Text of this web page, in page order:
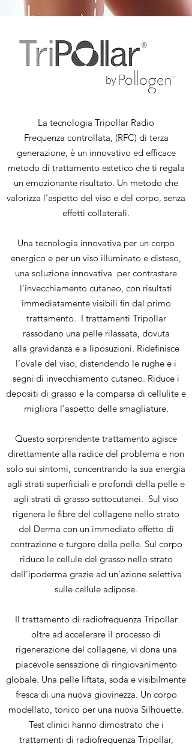
La tecnologia Tripollar Radio
Frequenza controllata, (RFC) di terza
generazione, è un innovativo ed efficace
metodo di trattamento estetico che ti regala
un emozionante risultato. Un metodo che
valorizza l’aspetto del viso e del corpo, senza
effetti collaterali.
Una tecnologia innovativa per un corpo
energico e per un viso illuminato e disteso,
una soluzione innovativa per contrastare
l’invecchiamento cutaneo, con risultati
immediatamente visibili fin dal primo
trattamento. I trattamenti Tripollar
rassodano una pelle rilassata, dovuta
alla gravidanza e a liposuzioni. Ridefinisce
l’ovale del viso, distendendo le rughe e i
segni di invecchiamento cutaneo. Riduce i
depositi di grasso e la comparsa di cellulite e
migliora l'aspetto delle smagliature.
Questo sorprendente trattamento agisce
direttamente alla radice del problema e non
solo sui sintomi, concentrando la sua energia
agli strati superficiali e profondi della pelle e
agli strati di grasso sottocutanei. Sul viso
rigenera le fibre del collagene nello strato
del Derma con un immediato effetto di
contrazione e turgore della pelle. Sul corpo
riduce le cellule del grasso nello strato
dell’ipoderma grazie ad un’azione selettiva
sulle cellule adipose.
Il trattamento di radiofrequenza Tripollar
oltre ad accelerare il processo di
rigenerazione del collagene, vi dona una
piacevole sensazione di ringiovanimento
globale. Una pelle liftata, soda e visibilmente
fresca di una nuova giovinezza. Un corpo
modellato, tonico per una nuova Silhouette.
Test clinici hanno dimostrato che i
trattamenti di radiofrequenza Tripollar,